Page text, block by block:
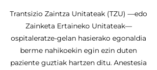
Trantsizio Zaintza Unitateak (TZU) —edo
Zainketa Ertaineko Unitateak—
ospitaleratze-gelan hasierako egonaldia
berme nahikoekin egin ezin duten
paziente guztiak hartzen ditu. Anestesia